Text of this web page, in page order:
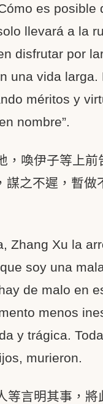
es
llevará a la
disfrutar por
una vida
méritos y
nombre”.
，喚伊子等上
謀之不遲，暫
Zhang Xu la
soy una
de malo en
menos
y trágica.
murieron.
等言明其事，